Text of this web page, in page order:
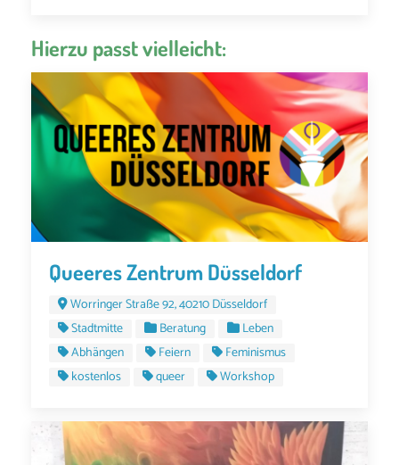
Hierzu passt vielleicht:
Queeres Zentrum Düsseldorf
Worringer Straße 92, 40210 Düsseldorf
Stadtmitte
Beratung
Leben
Abhängen
Feiern
Feminismus
kostenlos
queer Workshop